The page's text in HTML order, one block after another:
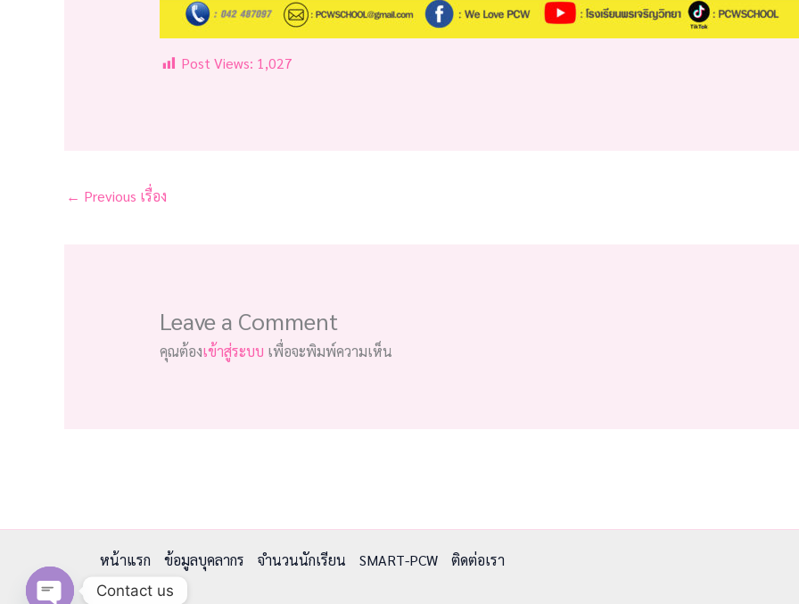
Post Views: 1,027
← Previous เรื่อง
Leave a Comment
คุณต้องเข้าสู่ระบบ เพื่อจะพิมพ์ความเห็น
หน้าแรก ข้อมูลบุคลากร จำนวนนักเรียน SMART-PCW ติดต่อเรา
Contact us